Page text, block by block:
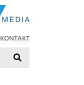
KONTAKT